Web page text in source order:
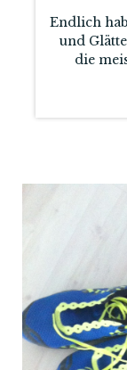
Endlich
und
die